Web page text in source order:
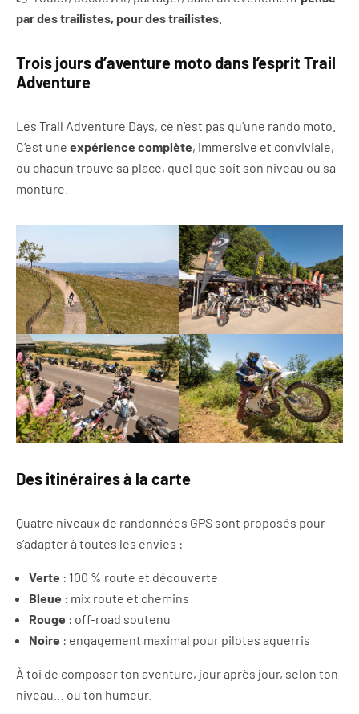
par des trailistes, pour des trailistes
Trois jours d’aventure moto dans l’esprit Trail
Adventure
Les Trail Adventure Days, ce n’est pas qu’une rando moto.
C’est une expérience complète, immersive et conviviale,
où chacun trouve sa place, quel que soit son niveau ou sa
monture.
Des itinéraires à la carte
Quatre niveaux de randonnées GPS sont proposés pour
s’adapter à toutes les envies :
Verte : 100 % route et découverte
Bleue : mix route et chemins
Rouge : off-road soutenu
Noire : engagement maximal pour pilotes aguerris
À toi de composer ton aventure, jour après jour, selon ton
niveau… ou ton humeur.